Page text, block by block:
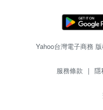
Yahoo台灣電子商務
服務條款 | 隱